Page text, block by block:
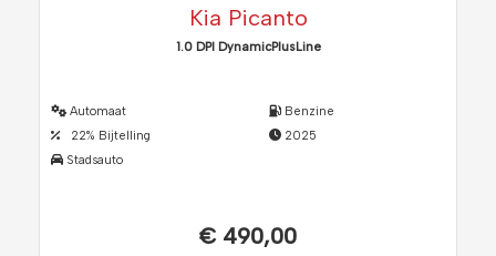
Kia Picanto
1.0 DPI DynamicPlusLine
Automaat
22% Bijtelling
Stadsauto
Benzine
2025
€ 490,00